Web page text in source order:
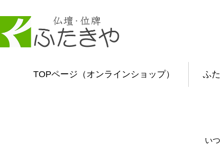
TOPページ（オンラインショップ） ふ
い